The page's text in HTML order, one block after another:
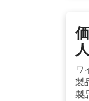
ワ
製
製